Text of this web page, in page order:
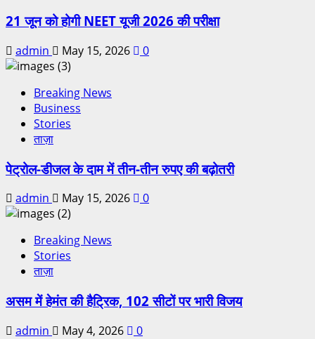
21 जून को होगी NEET यूजी 2026 की परीक्षा
admin May 15, 2026 0
Breaking News
Business
Stories
ताज़ा
पेट्रोल-डीजल के दाम में तीन-तीन रुपए की बढ़ोतरी
admin May 15, 2026 0
Breaking News
Stories
ताज़ा
असम में हेमंत की हैट्रिक, 102 सीटों पर भारी विजय
admin May 4, 2026 0